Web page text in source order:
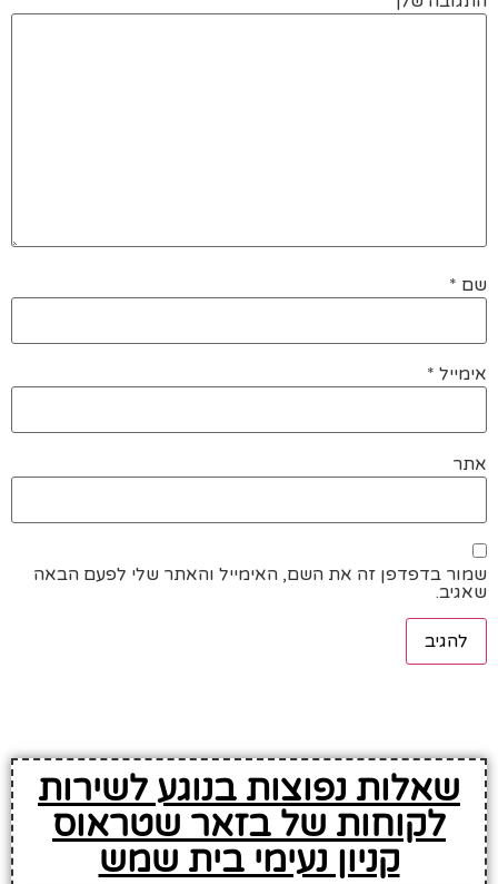
שם *
אימייל *
אתר
שמור בדפדפן זה את השם, האימייל והאתר שלי לפעם הבאה
שאגיב.
שאלות נפוצות בנוגע לשירות
לקוחות של בזאר שטראוס
קניון נעימי בית שמש